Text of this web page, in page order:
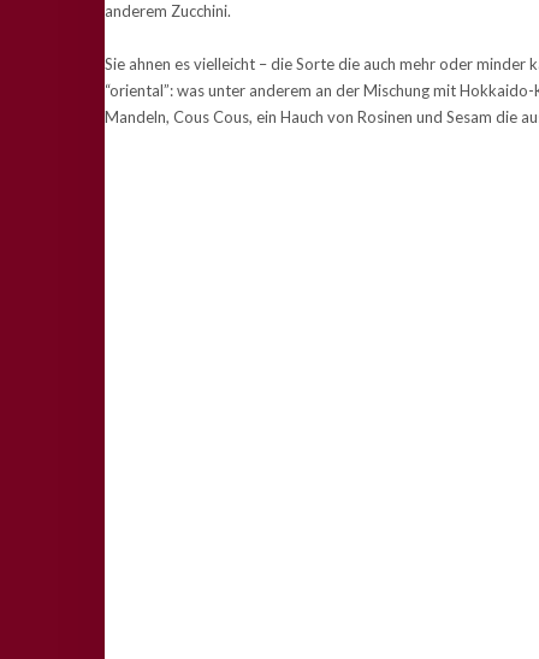
anderem Zucchini.
Sie ahnen es vielleicht – die Sorte die auch mehr oder
“oriental”: was unter anderem an der Mischung mit
Mandeln, Cous Cous, ein Hauch von Rosinen und Sesam die